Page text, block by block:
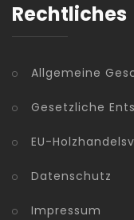
Rechtliches
Allgemeine
Gesetzliche
EU-
Datenschutz
Impressum